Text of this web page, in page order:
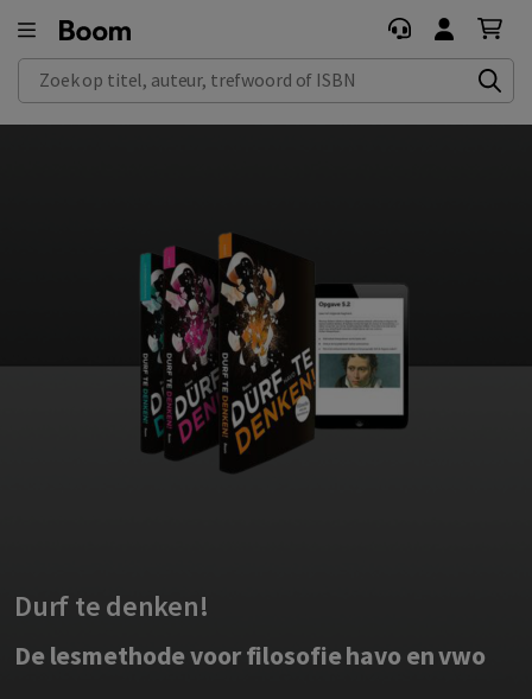
Zoek op titel, auteur, trefwoord of ISBN
Durf te denken!
De lesmethode voor filosofie havo en vwo